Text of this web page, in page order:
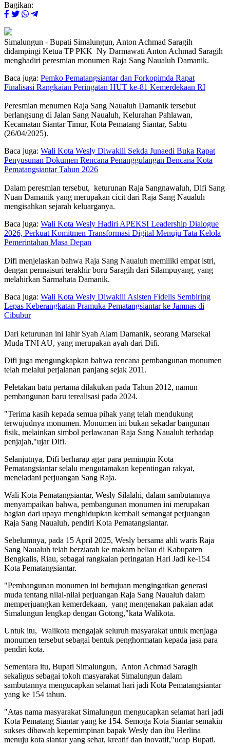
Bagikan:
Simalungun - Bupati Simalungun, Anton Achmad Saragih
didampingi Ketua TP PKK Ny Darmawati Anton Achmad Saragih
menghadiri peresmian monumen Raja Sang Naualuh Damanik.
Baca juga: Pemko Pematangsiantar dan Forkopimda Rapat
Finalisasi Rangkaian Peringatan HUT ke-81 Kemerdekaan RI
Peresmian menumen Raja Sang Naualuh Damanik tersebut
berlangsung di Jalan Sang Naualuh, Kelurahan Pahlawan,
Kecamatan Siantar Timur, Kota Pematang Siantar, Sabtu
(26/04/2025).
Baca juga: Wali Kota Wesly Diwakili Sekda Junaedi Buka Rapat
Penyusunan Dokumen Rencana Penanggulangan Bencana Kota
Pematangsiantar Tahun 2026
Dalam peresmian tersebut, keturunan Raja Sangnawaluh, Difi Sang
Nuan Damanik yang merupakan cicit dari Raja Sang Naualuh
mengisahkan sejarah keluarganya.
Baca juga: Wali Kota Wesly Hadiri APEKSI Leadership Dialogue
2026, Perkuat Komitmen Transformasi Digital Menuju Tata Kelola
Pemerintahan Masa Depan
Difi menjelaskan bahwa Raja Sang Naualuh memiliki empat istri,
dengan permaisuri terakhir boru Saragih dari Silampuyang, yang
melahirkan Sarmahata Damanik.
Baca juga: Wali Kota Wesly Diwakili Asisten Fidelis Sembiring
Lepas Keberangkatan Pramuka Pematangsiantar ke Jamnas di
Cibubur
Dari keturunan ini lahir Syah Alam Damanik, seorang Marsekal
Muda TNI AU, yang merupakan ayah dari Difi.
Difi juga mengungkapkan bahwa rencana pembangunan monumen
telah melalui perjalanan panjang sejak 2011.
Peletakan batu pertama dilakukan pada Tahun 2012, namun
pembangunan baru terealisasi pada 2024.
"Terima kasih kepada semua pihak yang telah mendukung
terwujudnya monumen. Monumen ini bukan sekadar bangunan
fisik, melainkan simbol perlawanan Raja Sang Naualuh terhadap
penjajah,"ujar Difi.
Selanjutnya, Difi berharap agar para pemimpin Kota
Pematangsiantar selalu mengutamakan kepentingan rakyat,
meneladani perjuangan Sang Raja.
Wali Kota Pematangsiantar, Wesly Silalahi, dalam sambutannya
menyampaikan bahwa, pembangunan monumen ini merupakan
bagian dari upaya menghidupkan kembali semangat perjuangan
Raja Sang Naualuh, pendiri Kota Pematangsiantar.
Sebelumnya, pada 15 April 2025, Wesly bersama ahli waris Raja
Sang Naualuh telah berziarah ke makam beliau di Kabupaten
Bengkalis, Riau, sebagai rangkaian peringatan Hari Jadi ke-154
Kota Pematangsiantar.
"Pembangunan monumen ini bertujuan mengingatkan generasi
muda tentang nilai-nilai perjuangan Raja Sang Naualuh dalam
memperjuangkan kemerdekaan, yang mengenakan pakaian adat
Simalungun lengkap dengan Gotong,"kata Walikota.
Untuk itu, Walikota mengajak seluruh masyarakat untuk menjaga
monumen tersebut sebagai bentuk penghormatan kepada jasa para
pendiri kota.
Sementara itu, Bupati Simalungun, Anton Achmad Saragih
sekaligus sebagai tokoh masyarakat Simalungun dalam
sambutannya mengucapkan selamat hari jadi Kota Pematangsiantar
yang ke 154 tahun.
"Atas nama masyarakat Simalungun mengucapkan selamat hari jadi
Kota Pematang Siantar yang ke 154. Semoga Kota Siantar semakin
sukses dibawah kepemimpinan bapak Wesly dan ibu Herlina
menuju kota siantar yang sehat, kreatif dan inovatif,"ucap Bupati.